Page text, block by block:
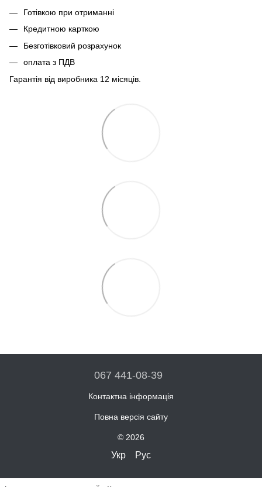
Готівкою при отриманні
Кредитною карткою
Безготівковий розрахунок
оплата з ПДВ
Гарантія від виробника 12 місяців.
067 441-08-39
Контактна інформація
Повна версія сайту
© 2026
Укр Рус